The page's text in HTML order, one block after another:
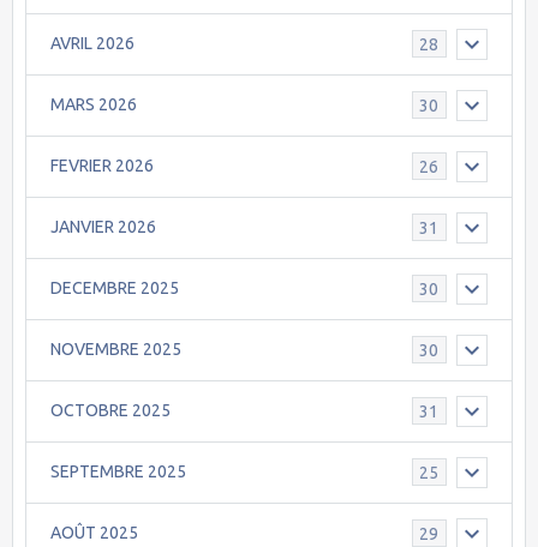
AVRIL 2026 28
MARS 2026 30
FEVRIER 2026 26
JANVIER 2026 31
DECEMBRE 2025 30
NOVEMBRE 2025 30
OCTOBRE 2025 31
SEPTEMBRE 2025 25
AOÛT 2025 29